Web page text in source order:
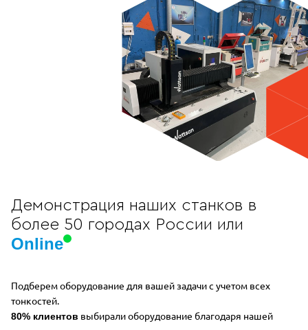
Демонстрация наших станков в
более 50 городах России или
Online
Подберем оборудование для вашей задачи с учетом всех
тонкостей.
80% клиентов выбирали оборудование благодаря нашей